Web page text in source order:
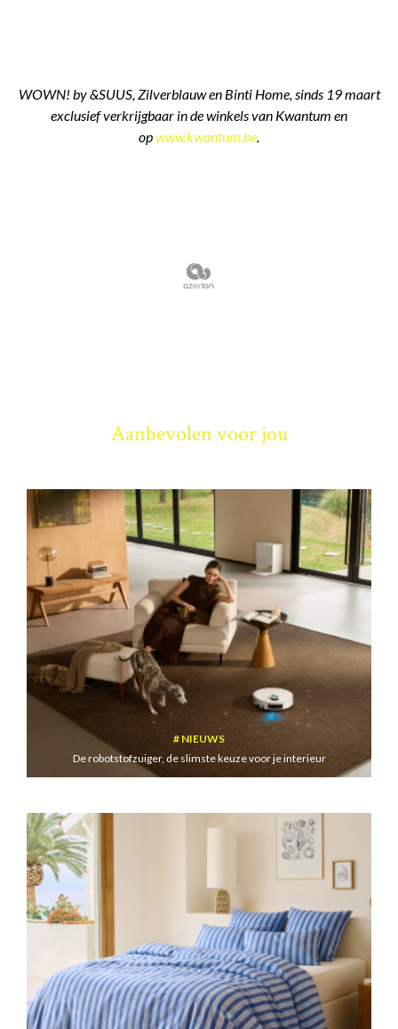
WOWN! by &SUUS, Zilverblauw en Binti Home, sinds 19 maart
exclusief verkrijgbaar in de winkels van Kwantum en
opwww.kwantum.be.
Aanbevolen voor jou
NIEUWS
De robotstofzuiger, de slimste keuze voor je interieur